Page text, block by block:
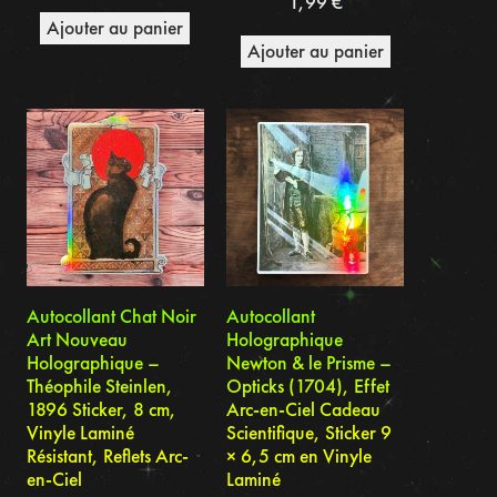
Ajouter au panier
Ajouter au panier
Autocollant Chat Noir
Art Nouveau
Holographique –
Théophile Steinlen,
1896 Sticker, 8 cm,
Vinyle Laminé
Résistant, Reflets Arc-
en-Ciel
Autocollant
Holographique
Newton & le Prisme –
Opticks (1704), Effet
Arc-en-Ciel Cadeau
Scientifique, Sticker 9
× 6,5 cm en Vinyle
Laminé